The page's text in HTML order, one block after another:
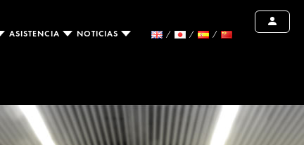
ASISTENCIA NOTICIAS